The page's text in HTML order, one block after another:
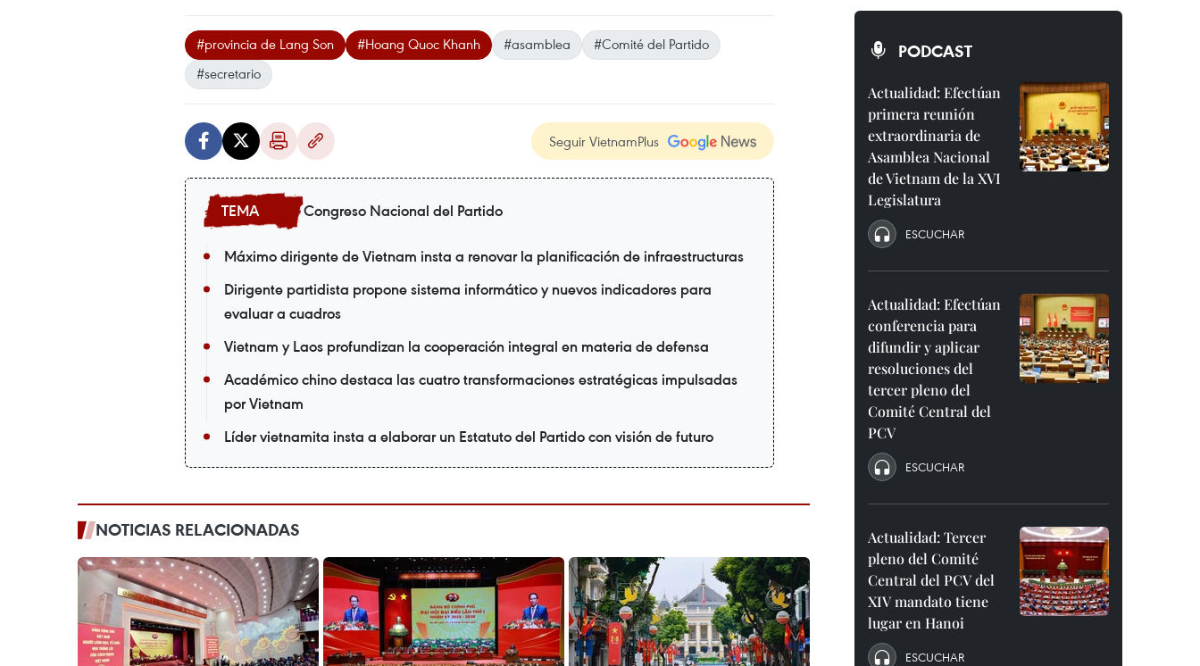
#provincia de Lang Son #Hoang Quoc Khanh #asamblea
#Comité del Partido
#secretario
Seguir VietnamPlus
Congreso Nacional del Partido
Máximo dirigente de Vietnam insta a renovar la planificación de infraestructuras
Dirigente partidista propone sistema informático y nuevos indicadores para
evaluar a cuadros
Vietnam y Laos profundizan la cooperación integral en materia de defensa
Académico chino destaca las cuatro transformaciones estratégicas impulsadas
por Vietnam
Líder vietnamita insta a elaborar un Estatuto del Partido con visión de futuro
NOTICIAS RELACIONADAS
PODCAST
Actualidad: Efectúan
primera reunión
extraordinaria de
Asamblea Nacional
de Vietnam de la XVI
Legislatura
ESCUCHAR
Actualidad: Efectúan
conferencia para
difundir y aplicar
resoluciones del
tercer pleno del
Comité Central del
PCV
ESCUCHAR
Actualidad: Tercer
pleno del Comité
Central del PCV del
XIV mandato tiene
lugar en Hanoi
ESCUCHAR